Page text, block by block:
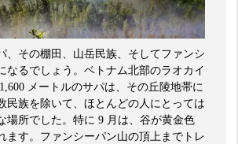
、その棚田、山岳民族、そしてファンシ
なるでしょう。ベトナム北部のラオカイ
1,600 メートルのサパは、その丘陵地帯に
民族を除いて、ほとんどの人にとっては
場所でした。特に 9 月は、谷が黄金色
ます。ファンシーパン山の頂上までトレ